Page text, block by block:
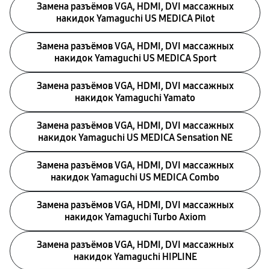
Замена разъёмов VGA, HDMI, DVI массажных
накидок Yamaguchi US MEDICA Pilot
Замена разъёмов VGA, HDMI, DVI массажных
накидок Yamaguchi US MEDICA Sport
Замена разъёмов VGA, HDMI, DVI массажных
накидок Yamaguchi Yamato
Замена разъёмов VGA, HDMI, DVI массажных
накидок Yamaguchi US MEDICA Sensation NE
Замена разъёмов VGA, HDMI, DVI массажных
накидок Yamaguchi US MEDICA Combo
Замена разъёмов VGA, HDMI, DVI массажных
накидок Yamaguchi Turbo Axiom
Замена разъёмов VGA, HDMI, DVI массажных
накидок Yamaguchi HIPLINE